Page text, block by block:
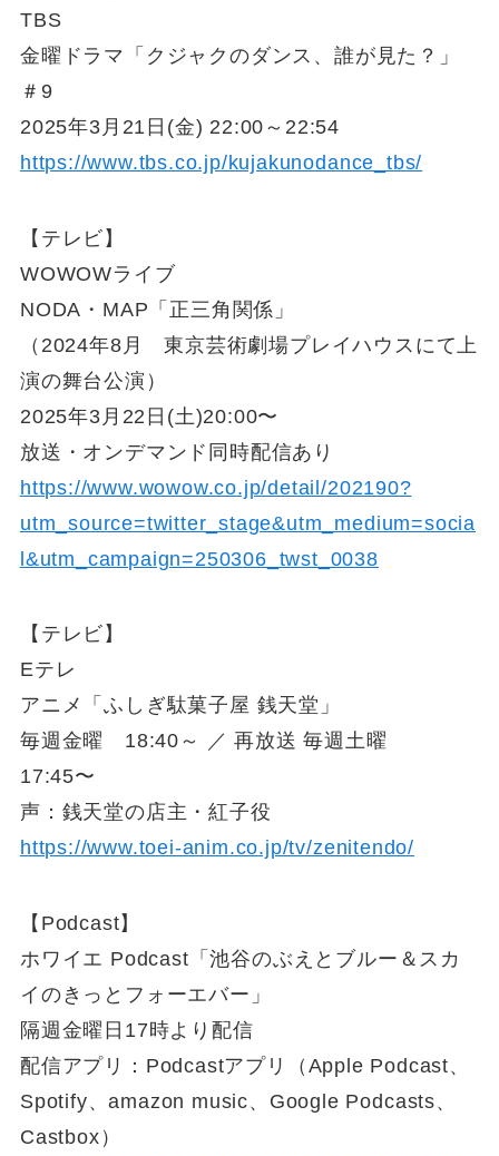
TBS
金曜ドラマ「クジャクのダンス、誰が見た？」
＃9
2025年3月21日(金) 22:00～22:54
https://www.tbs.co.jp/kujakunodance_tbs/
【テレビ】
WOWOWライブ
NODA・MAP「正三角関係」
（2024年8月 東京芸術劇場プレイハウスにて上
演の舞台公演）
2025年3月22日(土)20:00〜
放送・オンデマンド同時配信あり
https://www.wowow.co.jp/detail/202190?
utm_source=twitter_stage&utm_medium=socia
l&utm_campaign=250306_twst_0038
【テレビ】
Eテレ
アニメ「ふしぎ駄菓子屋 銭天堂」
毎週金曜 18:40～ ／ 再放送 毎週土曜
17:45〜
声：銭天堂の店主・紅子役
https://www.toei-anim.co.jp/tv/zenitendo/
【Podcast】
ホワイエ Podcast「池谷のぶえとブルー＆スカ
イのきっとフォーエバー」
隔週金曜日17時より配信
配信アプリ：Podcastアプリ（Apple Podcast、
Spotify、amazon music、Google Podcasts、
Castbox）